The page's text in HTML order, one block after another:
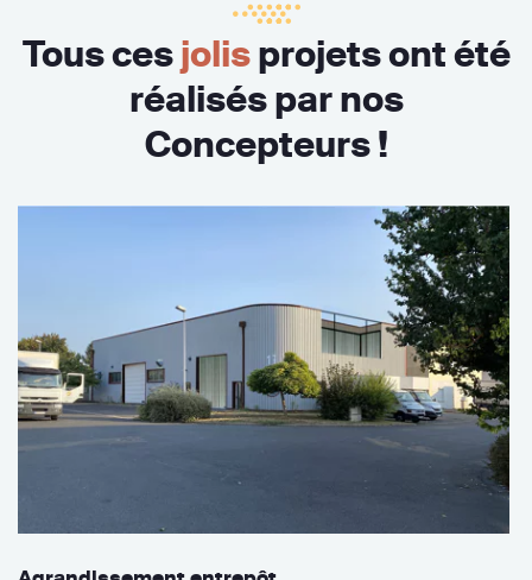
Tous cesjolisprojets ont été
réalisés par nos
Concepteurs !